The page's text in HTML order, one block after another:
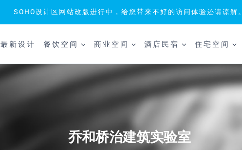
SOHO设计区网站改版进行中，给您带来不好的访问体验还请谅解。
最新设计 餐饮空间 商业空间 酒店民宿 住宅空间
乔和桥治建筑实验室